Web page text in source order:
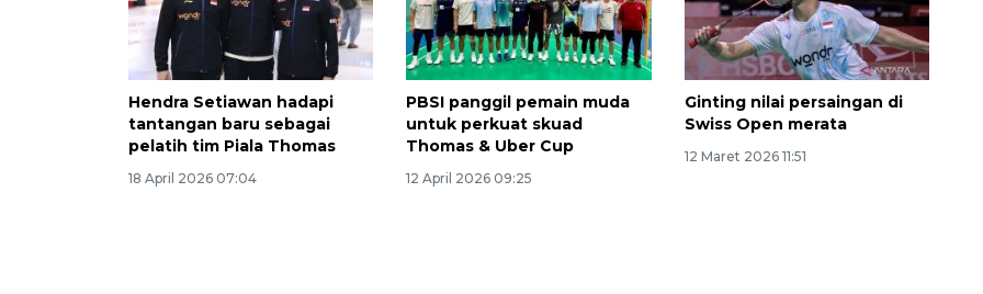
Hendra Setiawan hadapi
tantangan baru sebagai
pelatih tim Piala Thomas
18 April 2026 07:04
PBSI panggil pemain muda
untuk perkuat skuad
Thomas & Uber Cup
12 April 2026 09:25
Ginting nilai persaingan di
Swiss Open merata
12 Maret 2026 11:51